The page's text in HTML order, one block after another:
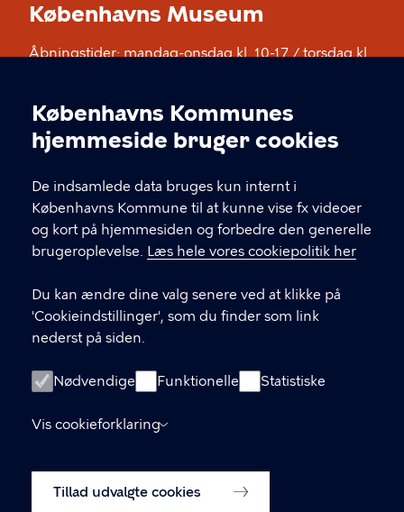
Cookieindstillinger
Københavns Kommunes
hjemmeside bruger cookies
De indsamlede data bruges kun internt i
Københavns Kommune til at kunne vise fx videoer
og kort på hjemmesiden og forbedre den generelle
brugeroplevelse. Læs hele vores cookiepolitik her
Du kan ændre dine valg senere ved at klikke på
'Cookieindstillinger', som du finder som link
nederst på siden.
Nødvendige Funktionelle Statistiske
Vis cookieforklaring
Tillad udvalgte cookies
Københavns Museum
Åbningstider: mandag-onsdag kl. 10-17 / torsdag kl.
Thursday 10-20 / Friday 10-17 / Saturday and
Sunday 11-17
KONTAKT
Stormgade 18, 1555 København V
+45 21 76 43 66
CVR nr.: 64 94 22 12 - EAN: 5798009780324
LINKS
Cookiepolitik